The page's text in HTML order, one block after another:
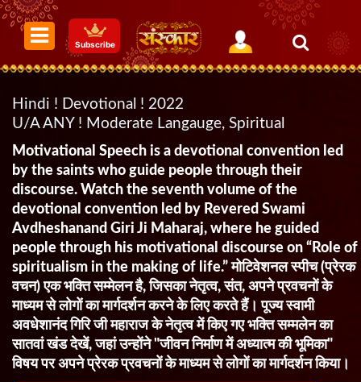
Subscribe
Hindi ! Devotional ! 2022
U/A ANY ! Moderate Langauge, Spiritual
Motivational Speech is a devotional convention led
by the saints who guide people through their
discourse. Watch the seventh volume of the
devotional convention led by Revered Swami
Avdheshanand Giri Ji Maharaj, where he guided
people through his motivational discourse on “Role of
spiritualism in the making of life.” मोटिवेशनल स्पीच (प्रेरक
वचन) एक भक्ति सम्मेलन है, जिसका नेतृत्व, संत, अपने प्रवचनों के
माध्यम से लोगों का मार्गदर्शन करने के लिए करते हैं। पूज्य स्वामी
अवधेशानंद गिरि जी महाराज के नेतृत्व में किए गए भक्ति सम्मलेन का
सातवां खंड देखें, जहां उन्होंने "जीवन निर्माण में अध्यात्म की भूमिका"
विषय पर अपने प्रेरक प्रवचनों के माध्यम से लोगों का मार्गदर्शन किया।